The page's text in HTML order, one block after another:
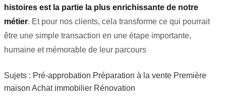
histoires est la partie la plus enrichissante de notre
métier. Et pour nos clients, cela transforme ce qui pourrait
être une simple transaction en une étape importante,
humaine et mémorable de leur parcours
Sujets : Pré-approbation Préparation à la vente Première
maison Achat immobilier Rénovation